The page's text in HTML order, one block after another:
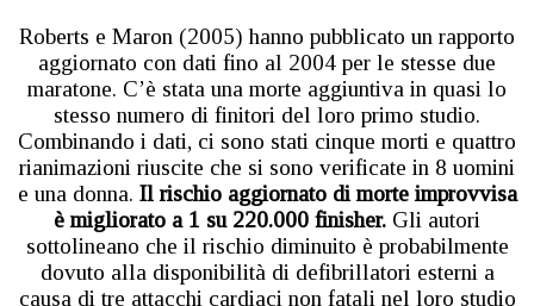
Roberts e Maron (2005) hanno pubblicato un rapporto
aggiornato con dati fino al 2004 per le stesse due
maratone. C’è stata una morte aggiuntiva in quasi lo
stesso numero di finitori del loro primo studio.
Combinando i dati, ci sono stati cinque morti e quattro
rianimazioni riuscite che si sono verificate in 8 uomini
e una donna. Il rischio aggiornato di morte improvvisa
è migliorato a 1 su 220.000 finisher. Gli autori
sottolineano che il rischio diminuito è probabilmente
dovuto alla disponibilità di defibrillatori esterni a
causa di tre attacchi cardiaci non fatali nel loro studio